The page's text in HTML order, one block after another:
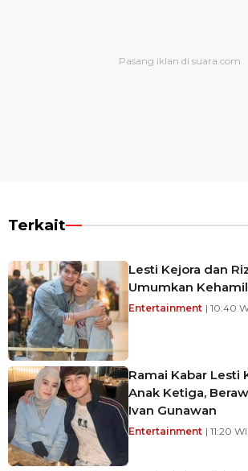
Terkait
Lesti Kejora dan
Umumkan
Entertainment | 10:40
Ramai Kabar Lesti
Anak Ketiga,
Ivan Gunawan
Entertainment | 11:20